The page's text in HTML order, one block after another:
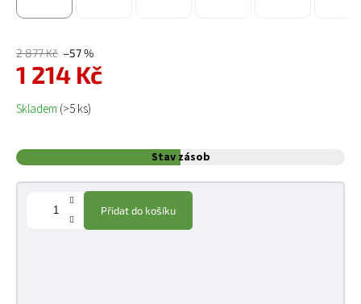
2 877 Kč –57 %
1 214 Kč
Měrná cena:
Skladem (>5 ks)
Stav zásob
Přidat do košíku